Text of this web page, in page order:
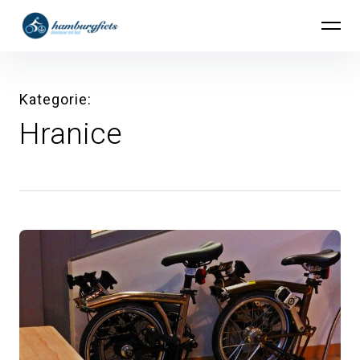
überspringen
hamburgfiets – Abenteuer mit Rad
Kategorie
Hranice